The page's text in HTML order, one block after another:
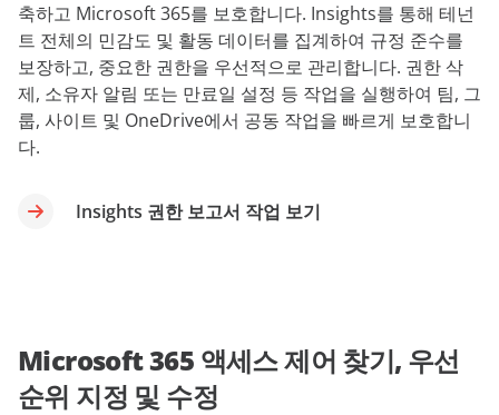
축하고 Microsoft 365를 보호합니다. Insights를 통해 테넌
트 전체의 민감도 및 활동 데이터를 집계하여 규정 준수를
보장하고, 중요한 권한을 우선적으로 관리합니다. 권한 삭
제, 소유자 알림 또는 만료일 설정 등 작업을 실행하여 팀, 그
룹, 사이트 및 OneDrive에서 공동 작업을 빠르게 보호합니
다.
Insights 권한 보고서 작업 보기
Microsoft 365 액세스 제어 찾기, 우선
순위 지정 및 수정